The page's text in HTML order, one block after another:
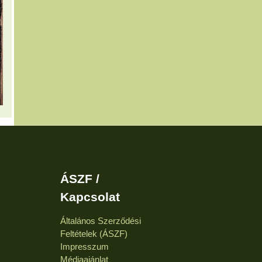
ÁSZF /
Kapcsolat
Általános Szerződési
Feltételek (ÁSZF)
Impresszum
Médiaajánlat